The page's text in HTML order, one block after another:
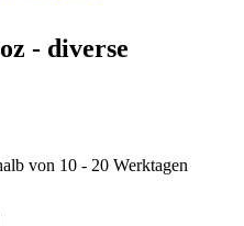
- diverse
von 10 - 20 Werktagen